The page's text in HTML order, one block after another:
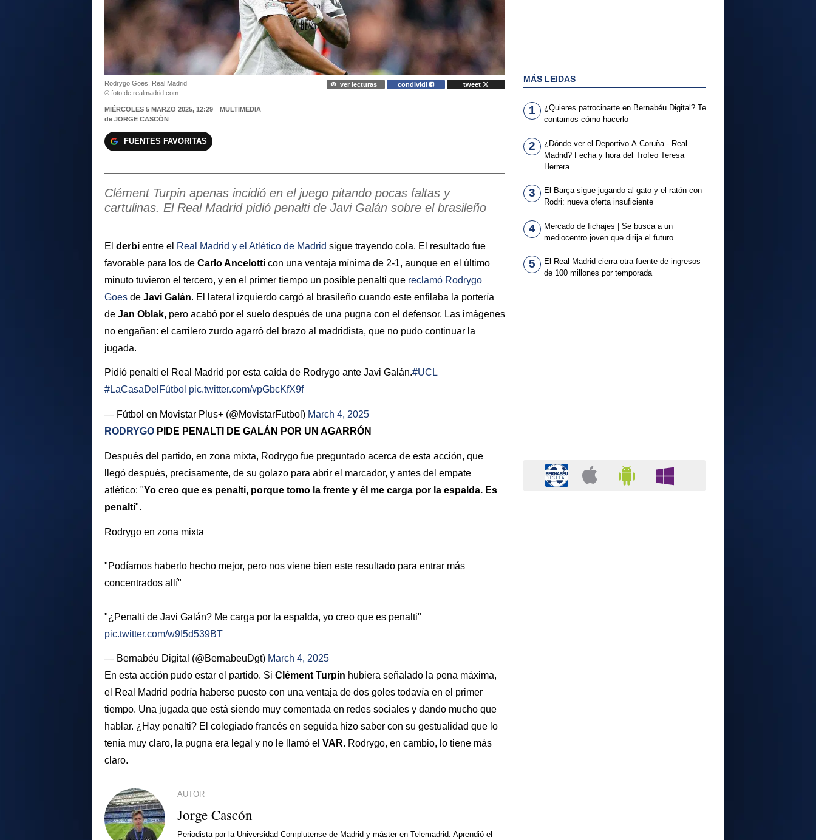
Rodrygo Goes, Real Madrid
© foto de realmadrid.com
ver lecturas condividi tweet
MIÉRCOLES 5 MARZO 2025, 12:29
MULTIMEDIA
de JORGE CASCÓN
FUENTES FAVORITAS
Clément Turpin apenas incidió en el juego pitando pocas faltas y
cartulinas. El Real Madrid pidió penalti de Javi Galán sobre el brasileño
El derbi entre el Real Madrid y el Atlético de Madrid sigue trayendo cola. El resultado fue
favorable para los de Carlo Ancelotti con una ventaja mínima de 2-1, aunque en el último
minuto tuvieron el tercero, y en el primer tiempo un posible penalti que reclamó Rodrygo
Goes de Javi Galán. El lateral izquierdo cargó al brasileño cuando este enfilaba la portería
de Jan Oblak, pero acabó por el suelo después de una pugna con el defensor. Las imágenes
no engañan: el carrilero zurdo agarró del brazo al madridista, que no pudo continuar la
jugada.
Pidió penalti el Real Madrid por esta caída de Rodrygo ante Javi Galán.#UCL
#LaCasaDelFútbol pic.twitter.com/vpGbcKfX9f
— Fútbol en Movistar Plus+ (@MovistarFutbol) March 4, 2025
RODRYGO PIDE PENALTI DE GALÁN POR UN AGARRÓN
Después del partido, en zona mixta, Rodrygo fue preguntado acerca de esta acción, que
llegó después, precisamente, de su golazo para abrir el marcador, y antes del empate
atlético: "Yo creo que es penalti, porque tomo la frente y él me carga por la espalda. Es
penalti".
Rodrygo en zona mixta
"Podíamos haberlo hecho mejor, pero nos viene bien este resultado para entrar más
concentrados allí"
"¿Penalti de Javi Galán? Me carga por la espalda, yo creo que es penalti"
pic.twitter.com/w9I5d539BT
— Bernabéu Digital (@BernabeuDgt) March 4, 2025
En esta acción pudo estar el partido. Si Clément Turpin hubiera señalado la pena máxima,
el Real Madrid podría haberse puesto con una ventaja de dos goles todavía en el primer
tiempo. Una jugada que está siendo muy comentada en redes sociales y dando mucho que
hablar. ¿Hay penalti? El colegiado francés en seguida hizo saber con su gestualidad que lo
tenía muy claro, la pugna era legal y no le llamó el VAR. Rodrygo, en cambio, lo tiene más
claro.
AUTOR
Jorge Cascón
Periodista por la Universidad Complutense de Madrid y máster en Telemadrid. Aprendió el
MÁS LEIDAS
1
¿Quieres patrocinarte en Bernabéu Digital? Te
contamos cómo hacerlo
2
¿Dónde ver el Deportivo A Coruña - Real
Madrid? Fecha y hora del Trofeo Teresa
Herrera
3
El Barça sigue jugando al gato y el ratón con
Rodri: nueva oferta insuficiente
4
Mercado de fichajes | Se busca a un
mediocentro joven que dirija el futuro
5
El Real Madrid cierra otra fuente de ingresos
de 100 millones por temporada